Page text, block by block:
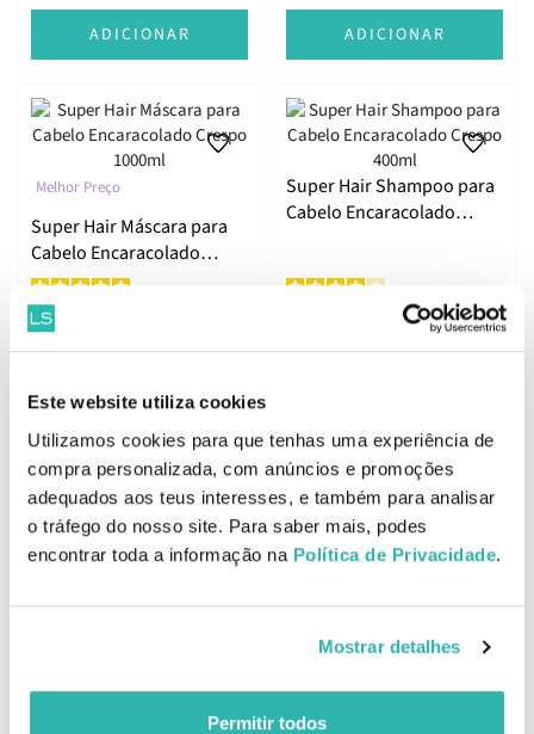
Este website utiliza cookies
Utilizamos cookies para que tenhas uma experiência de
compra personalizada, com anúncios e promoções
adequados aos teus interesses, e também para analisar
o tráfego do nosso site. Para saber mais, podes
encontrar toda a informação na Política de Privacidade.
Mostrar detalhes
Permitir todos
ADICIONAR ADICIONAR
Melhor Preço
Super Hair Máscara para
Cabelo Encaracolado
Crespo 1000ml
€6.
ADICIONAR
Super Hair Shampoo para
Cabelo Encaracolado
Melhor Preço
Keratina para Cabelos
Super Hair Shampoo para
Cabelo Encaracolado
7.66 9.01